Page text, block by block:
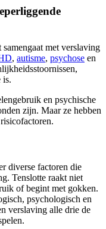
met verslaving
, autisme, psychose en
is.
en psychische
zijn. Maar ze hebben
diverse factoren die
Tenslotte raakt niet
of begint met gokken.
psychologisch en
verslaving alle drie de